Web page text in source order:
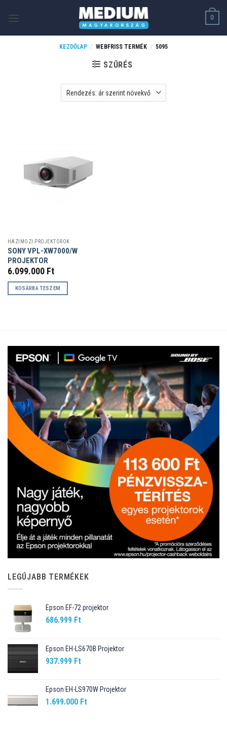
0
KEZDŐLAP / WEBFRISS TERMÉK / 5095
SZŰRÉS
HÁZIMOZI PROJEKTOROK
SONY VPL-XW7000/W
PROJEKTOR
6.099.000 Ft
KOSÁRBA TESZEM
LEGÚJABB TERMÉKEK
Epson EF-72 projektor
686.999 Ft
Epson EH-LS670B Projektor
937.999 Ft
Epson EH-LS970W Projektor
1.699.000 Ft